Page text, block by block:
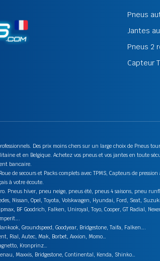
Pneus
Jantes
Pneus 2
Capteur
Des prix moins chers sur un large choix de Pneus
et en Belgique. Achetez vos pneus et vos jantes en toute
bancaire.
de secours et Packs complets avec TPMS, Capteurs de
à votre écoute.
hiver, pneu neige, pneus été, pneus 4 saisons, pneu
Nissan, Opel, Toyota, Volskwagen, Hyundai, Ford, Seat,
BF Goodrich, Falken, Uniroyal, Toyo, Cooper, GT Radial,
Groundspeed, Goodyear, Bridgestone, Taifa, Falken….
Rial, Autec, Mak, Borbet, Axxion, Momo…
Kronprinz…
Maxxis, Bridgestone, Continental, Kenda, Shinko…